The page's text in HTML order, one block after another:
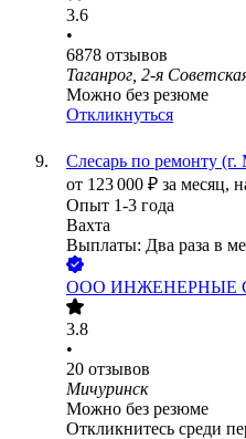
3.6
•
6878 отзывов
Таганрог, 2-я
Можно без резюме
Откликнуться
Слесарь по ремонту
от 123 000 ₽ за месяц,
Опыт 1-3 года
Вахта
Выплаты: Два раза в
ООО ИНЖЕНЕРНЫЕ
3.8
•
20 отзывов
Мичуринск
Можно без резюме
Откликнитесь среди